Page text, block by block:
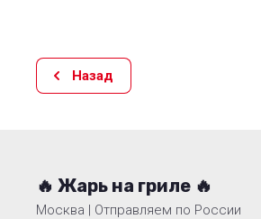
Назад
🔥 Жарь на гриле 🔥
Москва | Отправляем по России